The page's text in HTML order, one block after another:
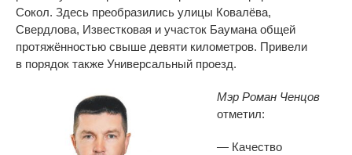
Сокол. Здесь преобразились улицы Ковалёва,
Свердлова, Известковая и участок Баумана общей
протяжённостью свыше девяти километров. Привели
в порядок также Универсальный проезд.
Мэр Роман Ченцов
отметил:
— Качество